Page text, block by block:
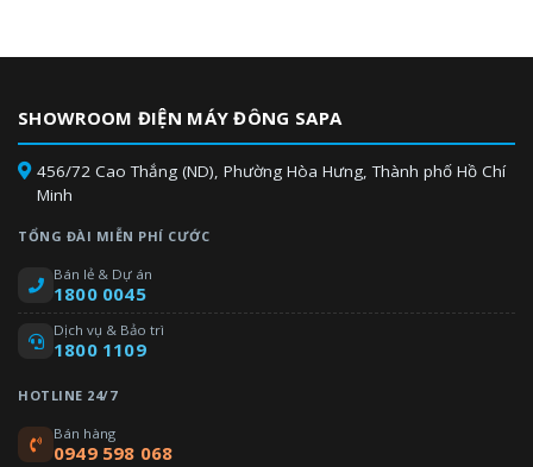
SHOWROOM ĐIỆN MÁY ĐÔNG SAPA
456/72 Cao Thắng (ND), Phường Hòa Hưng, Thành phố Hồ Chí
Minh
TỔNG ĐÀI MIỄN PHÍ CƯỚC
Bán lẻ & Dự án
1800 0045
Dịch vụ & Bảo trì
1800 1109
HOTLINE 24/7
Bán hàng
0949 598 068